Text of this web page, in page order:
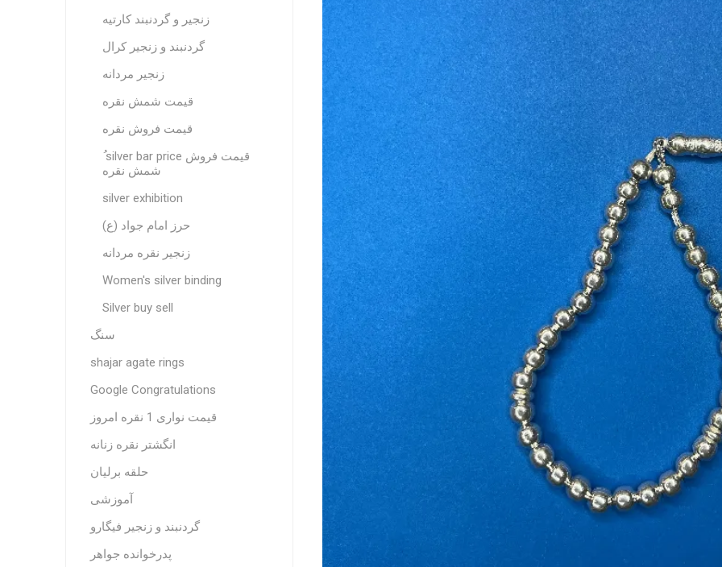
زنجیر و گردنبند کارتیه
گردنبند و زنجیر کرال
زنجیر مردانه
قیمت شمش نقره
قیمت فروش نقره
ُ silver bar price قیمت فروش
شمش نقره
silver exhibition
حرز امام جواد (ع)
زنجیر نقره مردانه
Women's silver binding
Silver buy sell
سنگ
shajar agate rings
Google Congratulations
قیمت نواری 1 نقره امروز
انگشتر نقره زنانه
حلقه برلیان
آموزشی
گردنبند و زنجیر فیگارو
پدرخوانده جواهر